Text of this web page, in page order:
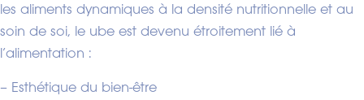
les aliments dynamiques à la densité nutritionnelle et au
soin de soi, le ube est devenu étroitement lié à
l’alimentation :
– Esthétique du bien-être